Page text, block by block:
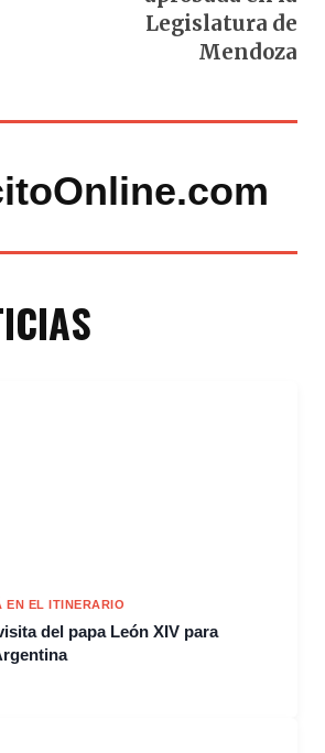
Legislatura de
Mendoza
EN EL ITINERARIO
del papa León XIV para